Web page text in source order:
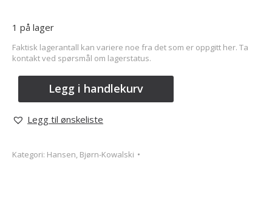
1 på lager
Faktisk lagerantall kan variere noe fra det som er oppgitt her. Ta
kontakt ved spørsmål om lagerstatus.
Legg i handlekurv
Legg til ønskeliste
Kategori: Hansen, Bjørn-Kowalski